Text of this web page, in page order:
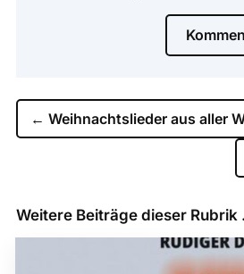
← Weihnachtslieder aus aller
Weitere Beiträge dieser Rubrik